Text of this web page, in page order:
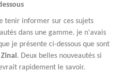
tenir informer sur ces sujets
dans une gamme. je n'avais
je présente ci-dessous que sont
. Deux belles nouveautés si
rapidement le savoir.